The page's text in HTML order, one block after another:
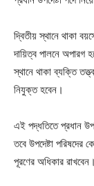
দ্বিতীয় স্থানে থাকা
দায়িত্ব পালনে অপারগ
স্থানে থাকা ব্যক্তি
নিযুক্ত হবেন।
এই পদ্ধতিতে প্রধান
তবে উপদেষ্টা
পূরণের অধিকার রাখবেন।